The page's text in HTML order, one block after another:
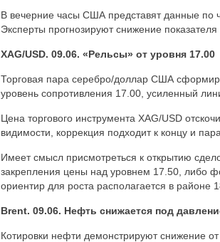
В вечерние часы США представят данные по
Эксперты прогнозируют снижение
XAG/USD. 09.06. «Рельсы» от уровня 17.00
Торговая пара серебро/доллар США
уровень сопротивления 17.00, усиленный
Цена торгового инструмента XAG/USD
видимости, коррекция подходит к концу и
Имеет смысл присмотреться к открытию
закрепления цены над уровнем 17.50, либо
ориентир для роста располагается в районе
Brent. 09.06. Нефть снижается под
Котировки нефти демонстрируют снижение